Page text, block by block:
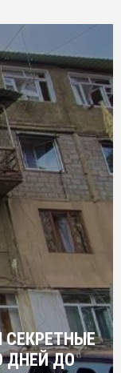
СЕКРЕТНЫЕ
ДНЕЙ ДО